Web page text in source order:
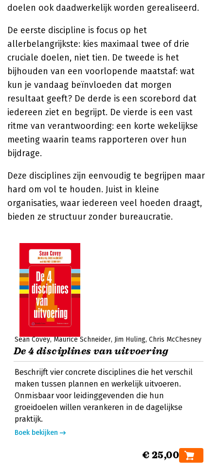
doelen ook daadwerkelijk worden gerealiseerd.
De eerste discipline is focus op het
allerbelangrijkste: kies maximaal twee of drie
cruciale doelen, niet tien. De tweede is het
bijhouden van een voorlopende maatstaf: wat
kun je vandaag beïnvloeden dat morgen
resultaat geeft? De derde is een scorebord dat
iedereen ziet en begrijpt. De vierde is een vast
ritme van verantwoording: een korte wekelijkse
meeting waarin teams rapporteren over hun
bijdrage.
Deze disciplines zijn eenvoudig te begrijpen maar
hard om vol te houden. Juist in kleine
organisaties, waar iedereen veel hoeden draagt,
bieden ze structuur zonder bureaucratie.
Sean Covey Maurice Schneider Jim Huling Chris McChesney
De 4 disciplines van uitvoering
Beschrijft vier concrete disciplines die het verschil
maken tussen plannen en werkelijk uitvoeren.
Onmisbaar voor leidinggevenden die hun
groeidoelen willen verankeren in de dagelijkse
praktijk.
Boek bekijken
€ 25,00